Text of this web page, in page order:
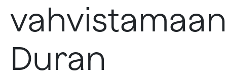
vahvistamaan
Duran